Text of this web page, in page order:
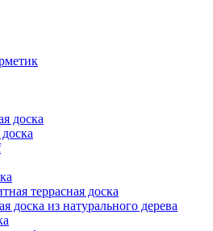
доска
террасная доска
доска из натурального дерева